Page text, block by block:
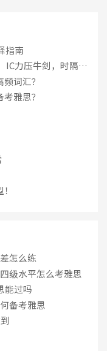
指南
IC力压牛剑，时隔10
词汇？
雅思？
怎么练
级水平怎么考雅思
能过吗
备考雅思